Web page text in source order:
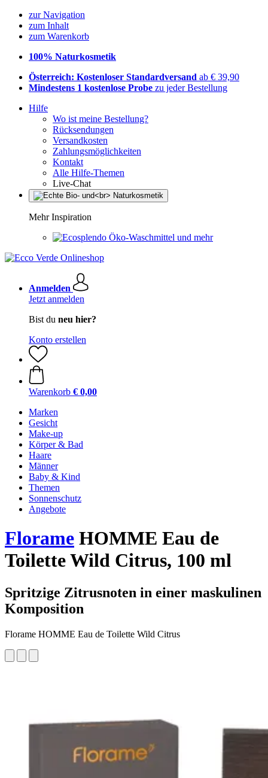
zur Navigation
zum Inhalt
zum Warenkorb
100% Naturkosmetik
Österreich: Kostenloser Standardversand ab € 39,90
Mindestens 1 kostenlose Probe zu jeder Bestellung
Hilfe
Wo ist meine Bestellung?
Rücksendungen
Versandkosten
Zahlungsmöglichkeiten
Kontakt
Alle Hilfe-Themen
Live-Chat
Mehr Inspiration
Öko-Waschmittel und mehr
Anmelden
Jetzt anmelden
Bist du neu hier?
Konto erstellen
Warenkorb € 0,00
Marken
Gesicht
Make-up
Körper & Bad
Haare
Männer
Baby & Kind
Themen
Sonnenschutz
Angebote
Florame HOMME Eau de
Toilette Wild Citrus, 100 ml
Spritzige Zitrusnoten in einer maskulinen
Komposition
Florame HOMME Eau de Toilette Wild Citrus